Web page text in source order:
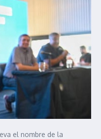
el nombre de la